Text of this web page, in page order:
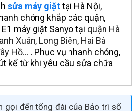
sửa máy giặttại Hà Nội,
chóng khắp các quận,
máy giặt Sanyo tại quận Hà
Xuân, Long Biên, Hai Bà
Hồ… . Phục vụ nhanh chóng,
kể từ khi yêu cầu sửa chữa
gọi đến tổng đài của Bảo trì số